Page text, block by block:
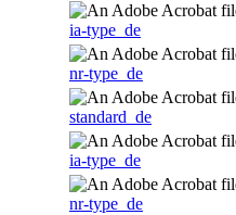
ia-type_de
nr-type_de
standard_de
ia-type_de
nr-type_de